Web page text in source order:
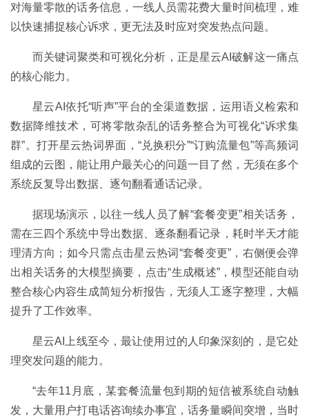
对海量零散的话务信息，一线人员需花费大量时间梳理，难
以快速捕捉核心诉求，更无法及时应对突发热点问题。
而关键词聚类和可视化分析，正是星云AI破解这一痛点
的核心能力。
星云AI依托“听声”平台的全渠道数据，运用语义检索和
数据降维技术，可将零散杂乱的话务整合为可视化“诉求集
群”。打开星云热词界面，“兑换积分”“订购流量包”等高频词
组成的云图，能让用户最关心的问题一目了然，无须在多个
系统反复导出数据、逐句翻看通话记录。
据现场演示，以往一线人员了解“套餐变更”相关话务，
需在三四个系统中导出数据、逐条翻看记录，耗时半天才能
理清方向；如今只需点击星云热词“套餐变更”，右侧便会弹
出相关话务的大模型摘要，点击“生成概述”，模型还能自动
整合核心内容生成简短分析报告，无须人工逐字整理，大幅
提升了工作效率。
星云AI上线至今，最让使用过的人印象深刻的，是它处
理突发问题的能力。
“去年11月底，某套餐流量包到期的短信被系统自动触
发，大量用户打电话咨询续办事宜，话务量瞬间突增，当时